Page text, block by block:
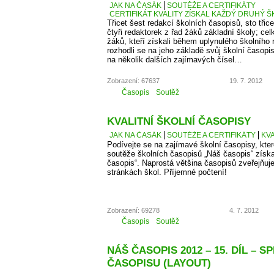
JAK NA ČASÁK
SOUTĚŽE A CERTIFIKÁTY
CERTIFIKÁT KVALITY ZÍSKAL KAŽDÝ DRUHÝ
Třicet šest redakcí školních časopisů, sto
čtyři redaktorek z řad žáků základní školy;
žáků, kteří získali během uplynulého školního
rozhodli se na jeho základě svůj školní
na několik dalších zajímavých čísel…
Zobrazení: 67637 19. 7. 2012
Časopis Soutěž
KVALITNÍ ŠKOLNÍ ČASOPISY
JAK NA ČASÁK SOUTĚŽE A CERTIFIKÁTY
Podívejte se na zajímavé školní časopisy,
soutěže školních časopisů „Náš časopis“
časopis“. Naprostá většina časopisů
stránkách škol. Příjemné počtení!
Zobrazení: 69278 4. 7. 2012
Časopis Soutěž
NÁŠ ČASOPIS 2012 – 15. DÍL –
ČASOPISU (LAYOUT)